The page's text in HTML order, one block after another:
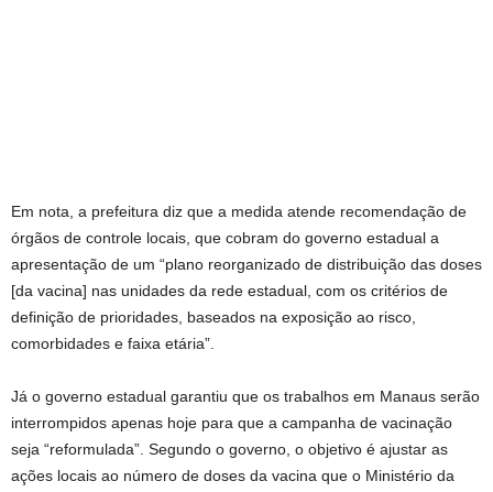
Em nota, a prefeitura diz que a medida atende recomendação de
órgãos de controle locais, que cobram do governo estadual a
apresentação de um “plano reorganizado de distribuição das doses
[da vacina] nas unidades da rede estadual, com os critérios de
definição de prioridades, baseados na exposição ao risco,
comorbidades e faixa etária”.
Já o governo estadual garantiu que os trabalhos em Manaus serão
interrompidos apenas hoje para que a campanha de vacinação
seja “reformulada”. Segundo o governo, o objetivo é ajustar as
ações locais ao número de doses da vacina que o Ministério da